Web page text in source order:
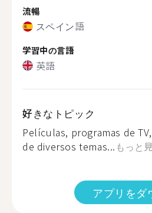
流暢
スペイン語
学習中の言語
英語
好きなトピック
Películas, programas de
de diversos temas... もっと
アプリをダ